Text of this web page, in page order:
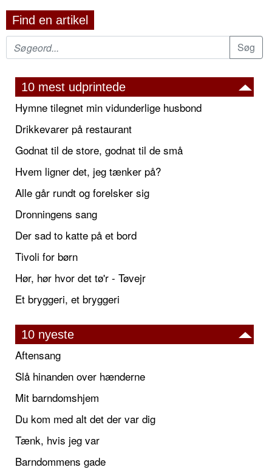
Find en artikel
10 mest udprintede
Hymne tilegnet min vidunderlige husbond
Drikkevarer på restaurant
Godnat til de store, godnat til de små
Hvem ligner det, jeg tænker på?
Alle går rundt og forelsker sig
Dronningens sang
Der sad to katte på et bord
Tivoli for børn
Hør, hør hvor det tø'r - Tøvejr
Et bryggeri, et bryggeri
10 nyeste
Aftensang
Slå hinanden over hænderne
Mit barndomshjem
Du kom med alt det der var dig
Tænk, hvis jeg var
Barndommens gade